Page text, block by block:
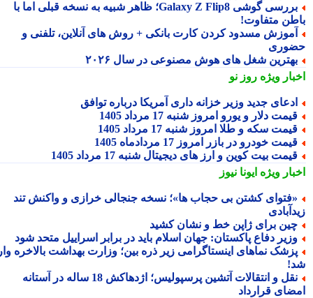
بررسی گوشی Galaxy Z Flip8؛ ظاهر شبیه به نسخه قبلی اما با
متفاوت!
مسدود کردن کارت بانکی + روش های آنلاین، تلفنی و
شغل های هوش مصنوعی در سال ۲۰۲۶
ویژهروز نو
جدید وزیر خزانه داری آمریکا درباره توافق
دلار و یورو امروز شنبه 17 مرداد 1405
سکه و طلا امروز شنبه 17 مرداد 1405
خودرو در بازر امروز 17 مردادماه 1405
بیت کوین و ارز های دیجیتال شنبه 17 مرداد 1405
ویژهایونا نیوز
کشتن بی حجاب ها»؛ نسخه جنجالی خرازی و واکنش تند
برای ژاپن خط و نشان کشید
دفاع پاکستان: جهان اسلام باید در برابر اسراییل متحد شود
نماهای اینستاگرامی زیر ذره بین؛ وزارت بهداشت بالاخره وارد
نقل و انتقالات آتشین پرسپولیس؛ اژدهاکش 18 ساله در آستانه
قرارداد